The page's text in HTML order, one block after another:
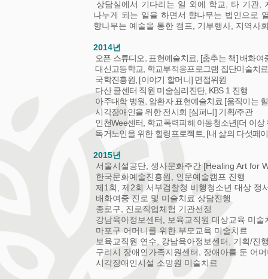
상담실에서 기다리는 일 외에 학교, 타 기관,
나누게 되는 일을 하면서 향나무는 법인으로
향나무는 예술을 통한 캠프, 기부행사, 지역사
2014년
오픈 스튜디오, 표현예술치료, [춤추는 책] 배화
대신고등학교, 학교부적응프로그램 집단미술치
국학진흥원, [이야기 할머니] 면접위원
다산 콜센터 직원 미술심리진단, KBS 1 진행
아주대학 병원, 암환자 표현예술치료 [움직이는
시각장애인을 위한 전시회 [심퍼니] 기획/주관
인천Wee센터, 학교폭력피해 아동청소년[더 이
독거노인을 위한 힐링프로젝트, [내 삶의 다섯페
2015년
서울시설공단, 생사문화주간 [Healing Art for
한국문화예술진흥원, 인문예술캠프 진행
제1회, 제2회 서부검찰청 비행청소년 대상 정
배화여중 진로 및 미술치료 상담진행
종로구, 진로직업체험 기관선정
강남육아정보센터, 보육교직원 대상교육 미술
마포구 어머니를 위한 부모교육 미술치료
보육교직원 연수, 강남육아정보센터, 기획/진
구리시 장애인가족지원센터, 장애아를 둔 어
시각장애인시설 소망원 미술치료